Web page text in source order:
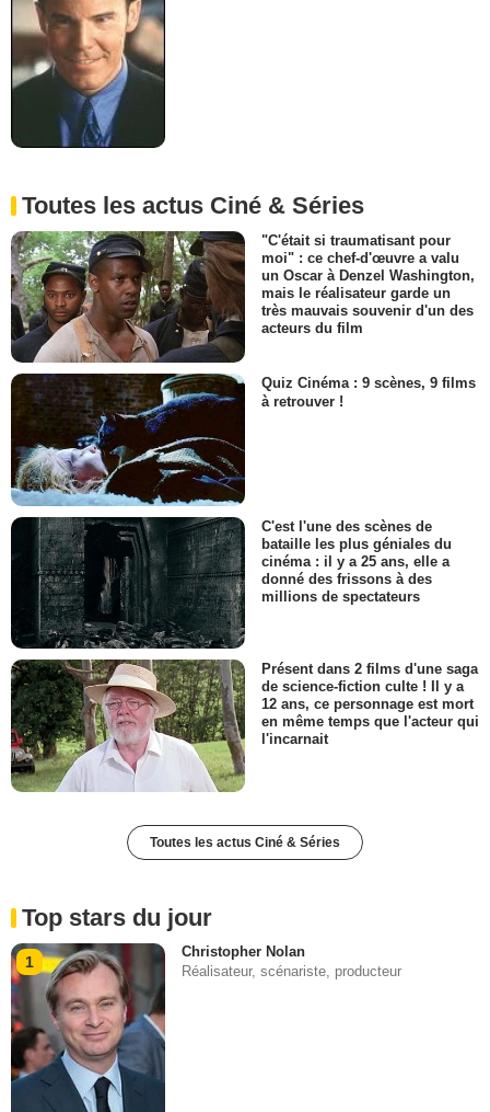
Toutes les actus Ciné & Séries
"C'était si traumatisant pour
moi" : ce chef-d'œuvre a valu
un Oscar à Denzel Washington,
mais le réalisateur garde un
très mauvais souvenir d'un des
acteurs du film
Quiz Cinéma : 9 scènes, 9 films
à retrouver !
C'est l'une des scènes de
bataille les plus géniales du
cinéma : il y a 25 ans, elle a
donné des frissons à des
millions de spectateurs
Présent dans 2 films d'une saga
de science-fiction culte ! Il y a
12 ans, ce personnage est mort
en même temps que l'acteur qui
l'incarnait
Toutes les actus Ciné & Séries
Top stars du jour
1
Christopher Nolan
Réalisateur, scénariste, producteur